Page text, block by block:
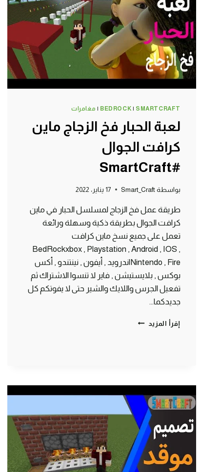
ماين
كرافت
الجوال
#SMARTCRAFT
BEDROCK | SMARTCRAFT
| مغامرات
لعبة الحبار فخ الزجاج ماين
كرافت الجوال
#SmartCraft
بواسطة Smart_Craft 17 يناير، 2022
طريقة عمل فخ الزجاج لمسلسل الحبار في ماين
كرافت الجوال بطريقة ذكية وسهلة ورائعة
تعمل على جميع نسخ ماين كرافت
BedRockxbox , Playstation , Android , IOS ,
Nintendo , Fireاندرويد , أيفون , نينتندو , أكس
بوكس , بلايستيشن , فاير لا تنسوا الاشتراك ثم
تفعيل الجرس واللايك والشير حتى لا يفوتكم كل
جديدكما…
إقرأ المزيد لعبة